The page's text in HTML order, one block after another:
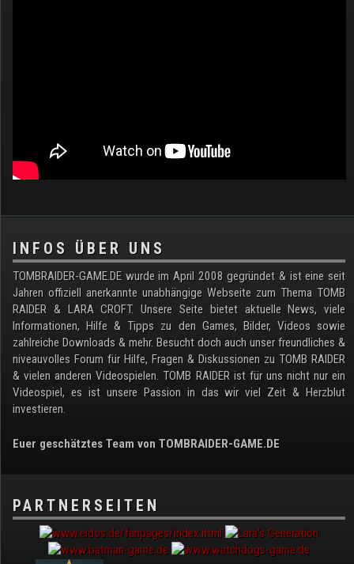
.
INFOS ÜBER UNS
TOMBRAIDER-GAME.DE wurde im April 2008 gegründet & ist eine seit
Jahren offiziell anerkannte unabhängige Webseite zum Thema TOMB
RAIDER & LARA CROFT. Unsere Seite bietet aktuelle News, viele
Informationen, Hilfe & Tipps zu den Games, Bilder, Videos sowie
zahlreiche Downloads & mehr. Besucht doch auch unser freundliches &
niveauvolles Forum für Hilfe, Fragen & Diskussionen zu TOMB RAIDER
& vielen anderen Videospielen. TOMB RAIDER ist für uns nicht nur ein
Videospiel, es ist unsere Passion in das wir viel Zeit & Herzblut
investieren.
Euer geschätztes Team von TOMBRAIDER-GAME.DE
PARTNERSEITEN